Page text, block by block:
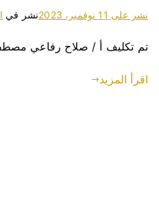
نشر على 11 نوفمبر، 2023 نشر في
تم تكليف أ / صلاح رفاعي مصطفي
اقرأ المزيد